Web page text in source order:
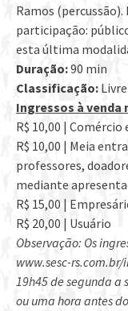
Ramos
participação:
esta última
Duração:90 min
Classificação: Livre
Ingressos à venda
R$ 10,00 |
R$ 10,00 | Meia
professores,
mediante
R$ 15,00 |
R$ 20,00 | Usuário
Observação: Os
www.sesc-rs.com.br/
19h45 de segunda a
ou uma hora antes